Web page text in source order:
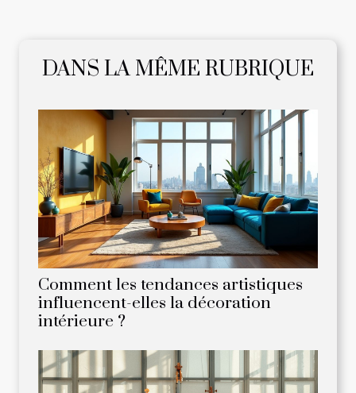
DANS LA MÊME RUBRIQUE
Comment les tendances artistiques
influencent-elles la décoration
intérieure ?